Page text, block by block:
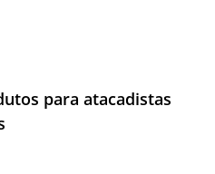
para atacadistas